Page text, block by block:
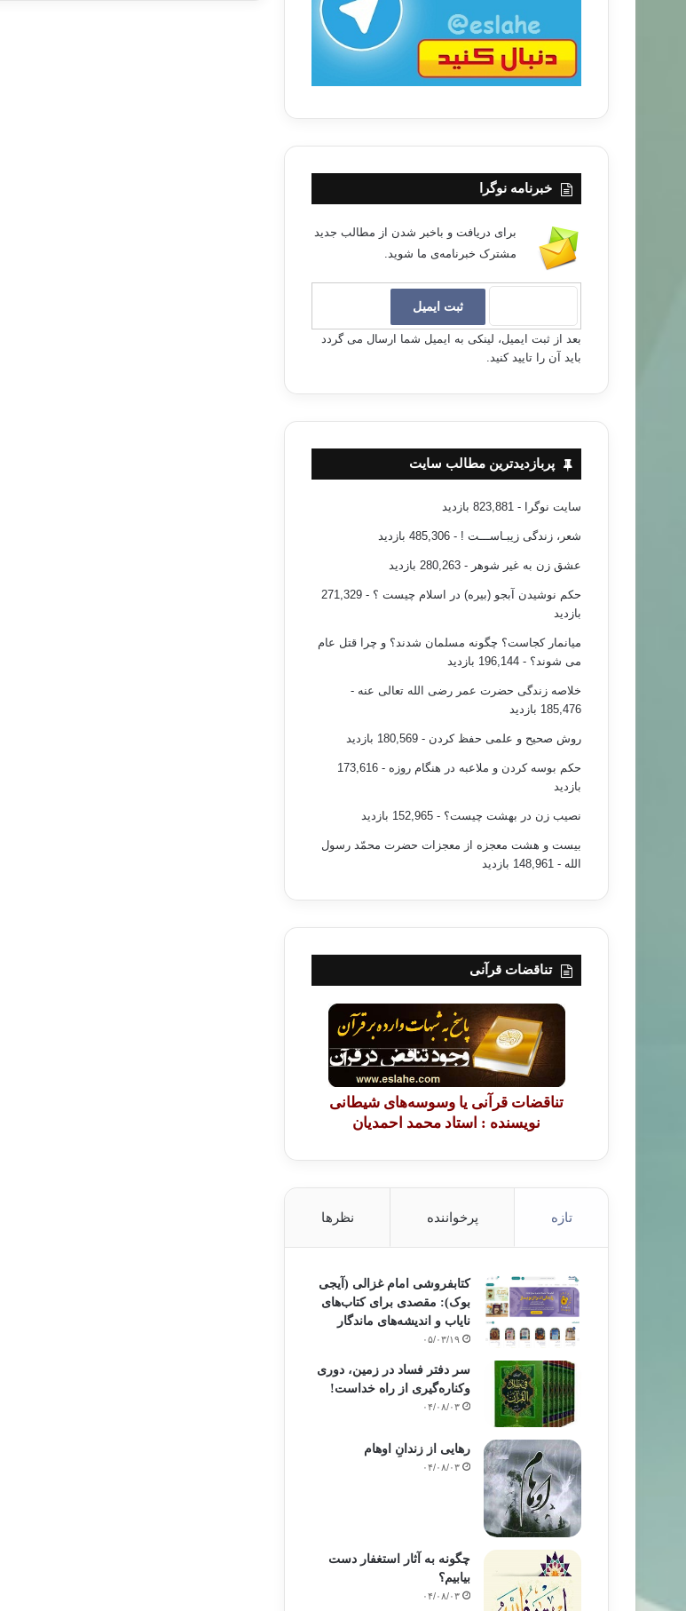
خبرنامه نوگرا
برای دریافت و باخبر شدن از مطالب جدید
مشترک خبرنامه‌ی ما شوید.
بعد از ثبت ایمیل، لینکی به ایمیل شما ارسال می گردد
باید آن را تایید کنید.
پربازدیدترین مطالب سایت
سایت نوگرا - 823,881 بازدید
شعر، زندگی زیبـاســـت ! - 485,306 بازدید
عشق زن به غیر شوهر - 280,263 بازدید
حکم نوشیدن آبجو (بیره) در اسلام چیست ؟
- 271,329
بازدید
میانمار کجاست؟ چگونه مسلمان شدند؟ و چرا قتل عام
می شوند؟ - 196,144 بازدید
خلاصه زندگی حضرت عمر رضی الله تعالی عنه -
185,476 بازدید
روش صحیح و علمی حفظ کردن - 180,569 بازدید
حکم بوسه کردن و ملاعبه در هنگام روزه
- 173,616
بازدید
نصیب زن در بهشت چیست؟ - 152,965 بازدید
بیست و هشت معجزه از معجزات حضرت محمّد رسول
الله - 148,961 بازدید
تناقضات قرآنی
تناقضات قرآنی یا وسوسه‌های شیطانی
نویسنده : استاد محمد احمدیان
تازه پرخواننده نظرها
کتابفروشی امام غزالی (آیجی
بوک): مقصدی برای کتاب‌های
نایاب و اندیشه‌های ماندگار
۰۵/۰۳/۱۹
سر دفتر فساد در زمین‌، دوری
وکناره‌گیری از راه خداست‌!
۰۴/۰۸/۰۳
رهایی از زندانِ اوهام
۰۴/۰۸/۰۳
چگونه به آثار استغفار دست
بیابیم؟
۰۴/۰۸/۰۳